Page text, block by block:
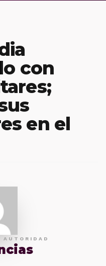
con
en el
AUTORIDAD